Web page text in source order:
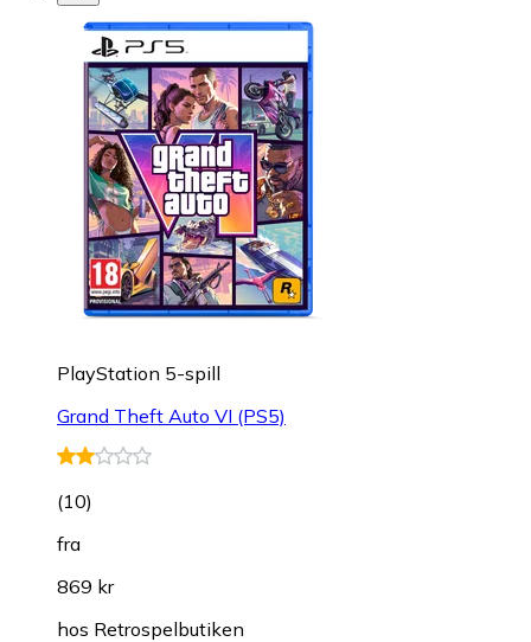
PlayStation 5-spill
Grand Theft Auto VI (PS5)
(10)
fra
869 kr
hos Retrospelbutiken